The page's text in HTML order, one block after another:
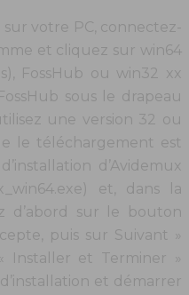
votre PC, connectez-
et cliquez sur win64
FossHub ou win32 xx
sous le drapeau
une version 32 ou
le téléchargement est
d’Avidemux
et, dans la
d’abord sur le bouton
puis sur Suivant »
Installer et Terminer »
et démarrer